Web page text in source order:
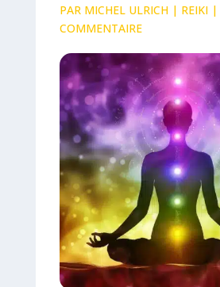
PAR MICHEL ULRICH| REIKI|
COMMENTAIRE